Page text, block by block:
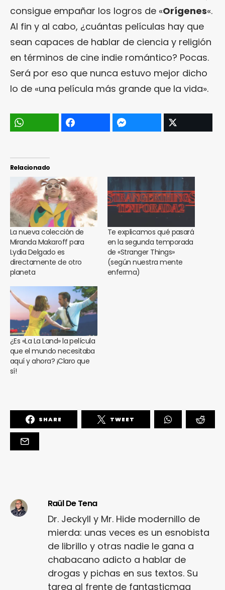
consigue empañar los logros de «Orígenes«.
Al fin y al cabo, ¿cuántas películas hay que
sean capaces de hablar de ciencia y religión
en términos de cine indie romántico? Pocas.
Será por eso que nunca estuvo mejor dicho
lo de «una película más grande que la vida».
Relacionado
La nueva colección de
Miranda Makaroff para
Lydia Delgado es
directamente de otro
planeta
Te explicamos qué pasará
en la segunda temporada
de «Stranger Things»
(según nuestra mente
enferma)
¿Es «La La Land» la película
que el mundo necesitaba
aquí y ahora? ¡Claro que
sí!
SHARE TWEET
Raül De Tena
Dr. Jeckyll y Mr. Hide modernillo de
mierda: unas veces es un esnobista
de librillo y otras nadie le gana a
chabacano adicto a hablar de
drogas y pichas en sus textos. Su
tarea al frente de fantasticmag